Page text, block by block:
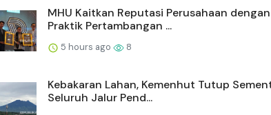
MHU Kaitkan Reputasi Perusahaan dengan
Praktik Pertambangan ...
5 hours ago 8
Kebakaran Lahan, Kemenhut Tutup
Seluruh Jalur Pend...